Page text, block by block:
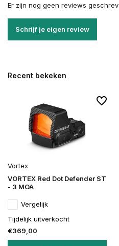
Er zijn nog geen reviews
Schrijf je eigen review
Recent bekeken
Vortex
VORTEX Red Dot Defender ST
- 3 MOA
Vergelijk
Tijdelijk uitverkocht
€369,00